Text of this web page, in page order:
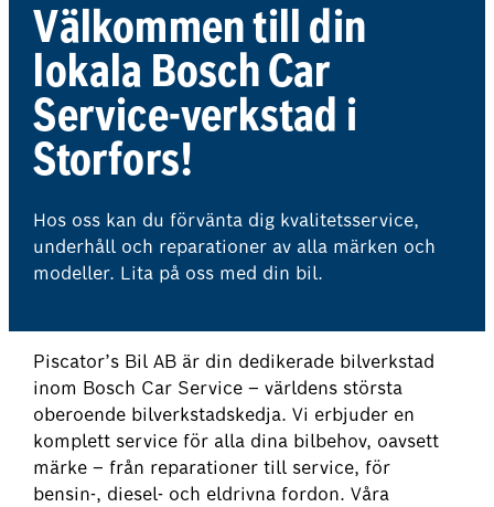
Välkommen till din
lokala Bosch Car
Service-verkstad i
Storfors!
Hos oss kan du förvänta dig kvalitetsservice,
underhåll och reparationer av alla märken och
modeller. Lita på oss med din bil.
Piscator’s Bil AB är din dedikerade bilverkstad
inom Bosch Car Service – världens största
oberoende bilverkstadskedja. Vi erbjuder en
komplett service för alla dina bilbehov, oavsett
märke – från reparationer till service, för
bensin-, diesel- och eldrivna fordon. Våra